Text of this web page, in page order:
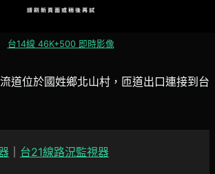
台14線 46K+500 即時影像
道位於國姓鄉北山村，匝道出口連接到台
台21線路況監視器